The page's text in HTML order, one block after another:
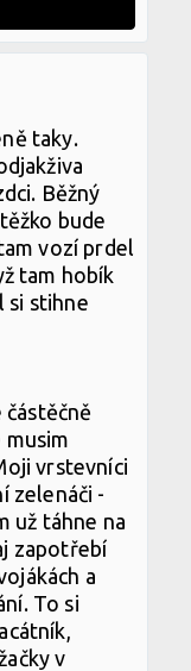
taky.
Běžný
bude
vozí prdel
tam hobík
si stihne
musim
vrstevníci
zelenáči -
už táhne na
zapotřebí
a
To si
v